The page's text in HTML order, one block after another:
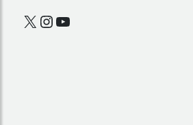
X Instagram
YouTube